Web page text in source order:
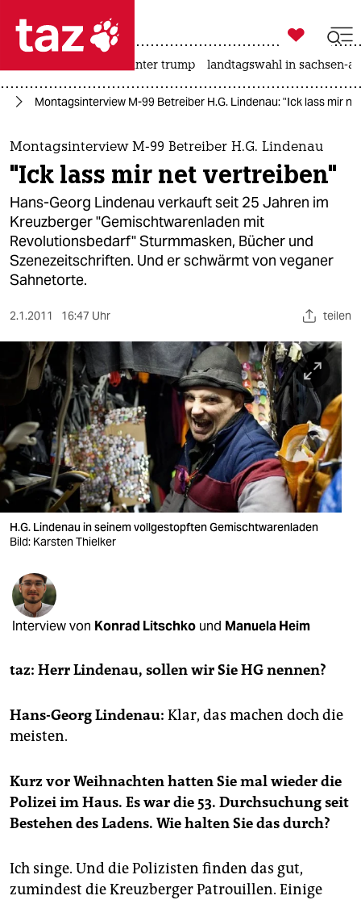
 taz zahl ich
taz zahl ich
themen
politik
öko
gesellschaft
kultur
berlin
nord
wahrheit
verlag
verlag
veranstaltungen
fragen & hilfe
unterstützen
abo
epaper login

taz zahl ich
usa unter trump landtagswahl in sachsen-
Montagsinterview M-99 Betreiber H.G. Lindenau: "Ick lass mir
Montagsinterview M-99 Betreiber H.G. Lindenau
"Ick lass mir net vertreiben"
Hans-Georg Lindenau verkauft seit 25 Jahren im
Kreuzberger "Gemischtwarenladen mit
Revolutionsbedarf" Sturmmasken, Bücher und
Szenezeitschriften. Und er schwärmt von veganer
Sahnetorte.
2.1.2011 16:47 Uhr teilen
H.G. Lindenau in seinem vollgestopften Gemischtwarenladen
Bild: Karsten Thielker
Interview von Konrad Litschko und Manuela Heim
taz: Herr Lindenau, sollen wir Sie HG nennen?
Hans-Georg Lindenau: Klar, das machen doch die
meisten.
Kurz vor Weihnachten hatten Sie mal wieder die
Polizei im Haus. Es war die 53. Durchsuchung seit
Bestehen des Ladens. Wie halten Sie das durch?
Ich singe. Und die Polizisten finden das gut,
zumindest die Kreuzberger Patrouillen. Einige